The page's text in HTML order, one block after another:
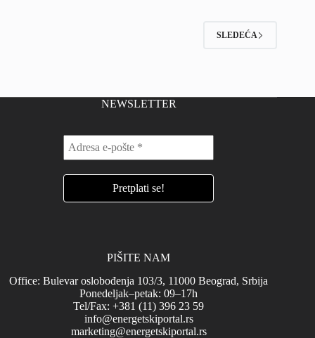
SLEDEĆA
NEWSLETTER
PIŠITE NAM
Office: Bulevar oslobođenja 103/3, 11000 Beograd, Srbija
Ponedeljak–petak: 09–17h
Tel/Fax: +381 (11) 396 23 59
info@energetskiportal.rs
marketing@energetskiportal.rs